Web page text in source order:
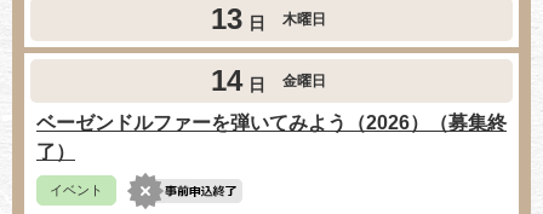
13 日 木曜日
14 日 金曜日
ベーゼンドルファーを弾いてみよう（2026）（募集終
了）
イベント